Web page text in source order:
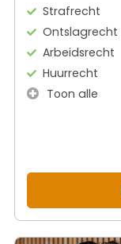
Strafrecht
Ontslagrecht
Arbeidsrecht
Huurrecht
Toon alle